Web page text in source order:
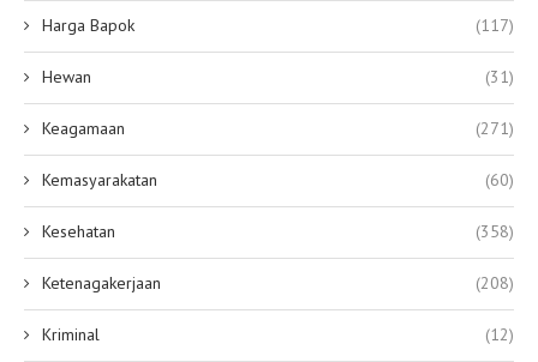
Harga Bapok (117)
Hewan (31)
Keagamaan (271)
Kemasyarakatan (60)
Kesehatan (358)
Ketenagakerjaan (208)
Kriminal (12)